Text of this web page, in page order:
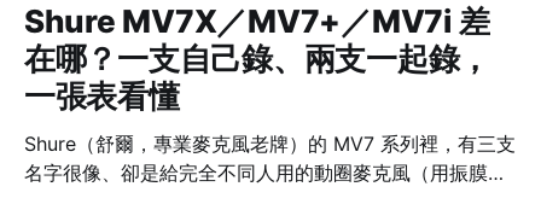
Shure MV7X／MV7+／MV7i 差
在哪？一支自己錄、兩支一起錄，
一張表看懂
Shure（舒爾，專業麥克風老牌）的 MV7 系列裡，有三支
名字很像、卻是給完全不同人用的動圈麥克風（用振膜帶